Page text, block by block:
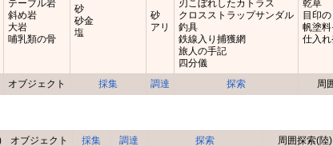
オブジェクト 採集 調達 探索 周
テーブル岩
斜め岩
大岩
哺乳類の骨
砂
砂金
塩
砂
アリ
刃こぼれしたカトラス
クロスストラップサンダル
釣具
鉄線入り捕獲網
旅人の手記
四分儀
乾草
目印
帆塗
仕入れ
オブジェクト 採集 調達 探索 周囲探索(陸)